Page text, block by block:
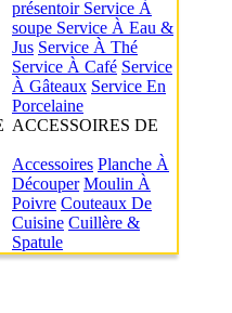
présentoir Service À
soupe Service À Eau &
Jus Service À Thé
Service À Café Service
À Gâteaux Service En
Porcelaine
ACCESSOIRES DE
Accessoires Planche À
Découper Moulin À
Poivre Couteaux De
Cuisine Cuillère &
Spatule